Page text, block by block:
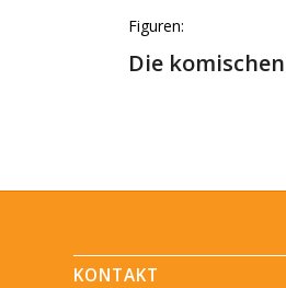
Figuren:
Die
KONTAKT